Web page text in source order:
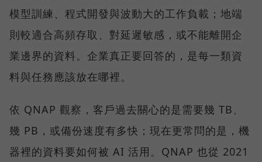
模型訓練、程式開發與波動大的工作負載；地端
則較適合高頻存取、對延遲敏感，或不能離開企
業邊界的資料。企業真正要回答的，是每一類資
料與任務應該放在哪裡。
依 QNAP 觀察，客戶過去關心的是需要幾 TB、
幾 PB，或備份速度有多快；現在更常問的是，機
器裡的資料要如何被 AI 活用。QNAP 也從 2021